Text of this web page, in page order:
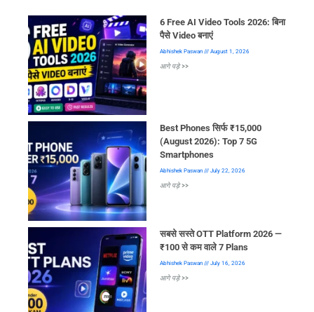
6 Free AI Video Tools 2026: बिना
पैसे Video बनाएं
Abhishek Paswan August 1, 2026
आगे पड़े >>
Best Phones सिर्फ ₹15,000
(August 2026): Top 7 5G
Smartphones
Abhishek Paswan July 22, 2026
आगे पड़े >>
सबसे सस्ते OTT Platform 2026 —
₹100 से कम वाले 7 Plans
Abhishek Paswan July 16, 2026
आगे पड़े >>